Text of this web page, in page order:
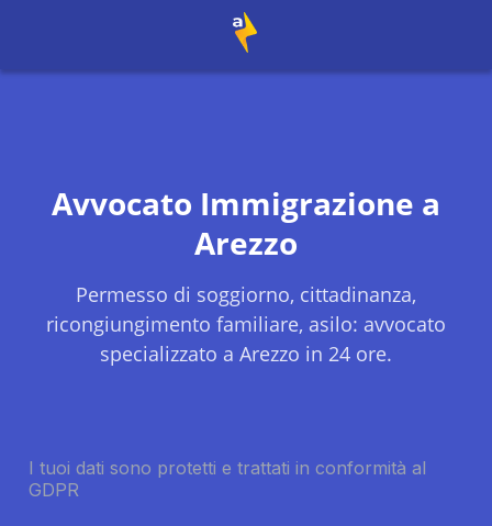
Avvocato Immigrazione a
Arezzo
Permesso di soggiorno, cittadinanza,
ricongiungimento familiare, asilo: avvocato
specializzato a Arezzo in 24 ore.